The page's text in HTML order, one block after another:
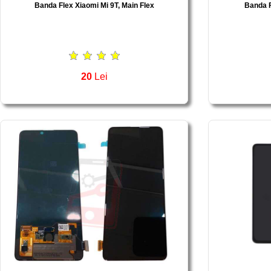
Banda Flex Xiaomi Mi 9T, Main Flex
20 Lei
Banda